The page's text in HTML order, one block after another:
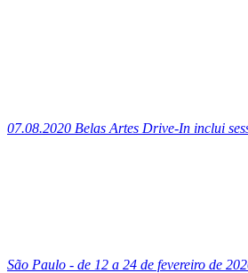
07.08.2020 Belas Artes Drive-In inclui
São Paulo - de 12 a 24 de fevereiro de